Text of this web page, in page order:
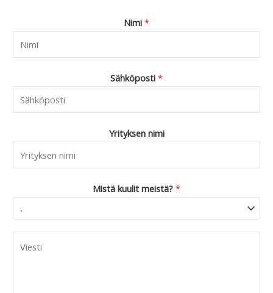
Nimi *
Sähköposti *
Yrityksen nimi
Mistä kuulit meistä? *